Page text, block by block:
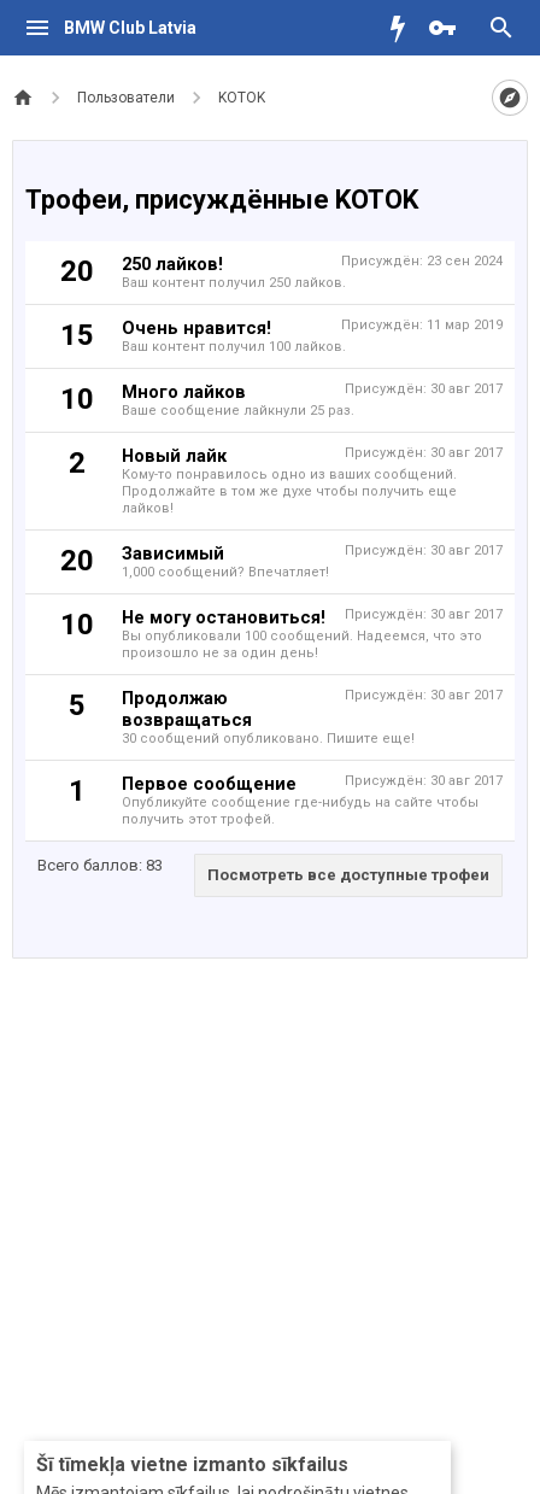
BMW Club Latvia
Пользователи KOTOK
Šī tīmekļa vietne izmanto sīkfailus
Трофеи, присуждённые KOTOK
20 Присуждён: 23 сен 2024
250 лайков!
Ваш контент получил 250 лайков.
15 Присуждён: 11 мар 2019
Очень нравится!
Ваш контент получил 100 лайков.
10 Присуждён: 30 авг 2017
Много лайков
Ваше сообщение лайкнули 25 раз.
2 Присуждён: 30 авг 2017
Новый лайк
Кому-то понравилось одно из ваших сообщений.
Продолжайте в том же духе чтобы получить еще
лайков!
20 Присуждён: 30 авг 2017
Зависимый
1,000 сообщений? Впечатляет!
10 Присуждён: 30 авг 2017
Не могу остановиться!
Вы опубликовали 100 сообщений. Надеемся, что это
произошло не за один день!
5 Присуждён: 30 авг 2017
Продолжаю
возвращаться
30 сообщений опубликовано. Пишите еще!
1 Присуждён: 30 авг 2017
Первое сообщение
Опубликуйте сообщение где-нибудь на сайте чтобы
получить этот трофей.
Всего баллов: 83
Посмотреть все доступные трофеи